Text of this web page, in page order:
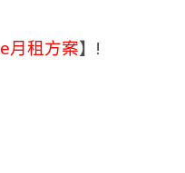
月租方案】!